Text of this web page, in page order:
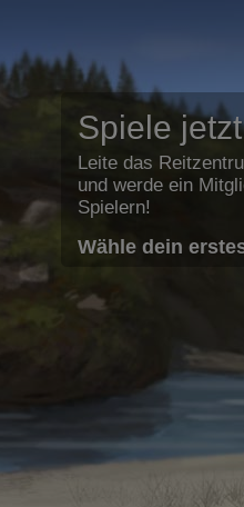
Spiele
Leite das
und werde ein
Spielern!
Wähle dein